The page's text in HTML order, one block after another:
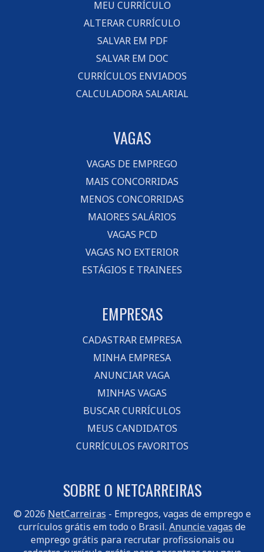
MEU CURRÍCULO
ALTERAR CURRÍCULO
SALVAR EM PDF
SALVAR EM DOC
CURRÍCULOS ENVIADOS
CALCULADORA SALARIAL
VAGAS
VAGAS DE EMPREGO
MAIS CONCORRIDAS
MENOS CONCORRIDAS
MAIORES SALÁRIOS
VAGAS PCD
VAGAS NO EXTERIOR
ESTÁGIOS E TRAINEES
EMPRESAS
CADASTRAR EMPRESA
MINHA EMPRESA
ANUNCIAR VAGA
MINHAS VAGAS
BUSCAR CURRÍCULOS
MEUS CANDIDATOS
CURRÍCULOS FAVORITOS
SOBRE O NETCARREIRAS
© 2026 NetCarreiras - Empregos, vagas de emprego e
currículos grátis em todo o Brasil. Anuncie vagas de
emprego grátis para recrutar profissionais ou